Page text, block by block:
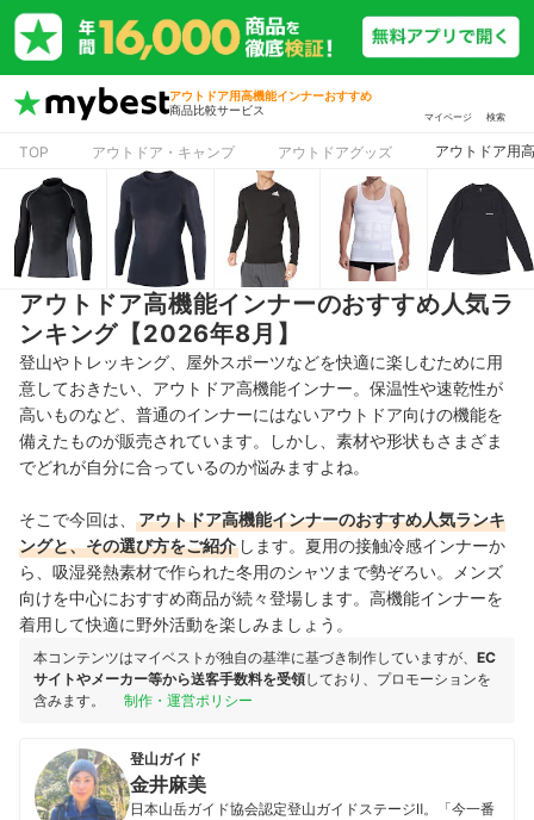
アウトドア用高機能インナーおすすめ
商品比較サービス
マイページ 検索
TOP アウトドア・キャンプ アウトドアグッズ アウトドア用
アウトドア高機能インナーのおすすめ人気ラ
ンキング【2026年8月】
登山やトレッキング、屋外スポーツなどを快適に楽しむために用
意しておきたい、アウトドア高機能インナー。保温性や速乾性が
高いものなど、普通のインナーにはないアウトドア向けの機能を
備えたものが販売されています。しかし、素材や形状もさまざま
でどれが自分に合っているのか悩みますよね。
そこで今回は、
アウトドア高機能インナーのおすすめ人気ランキ
ングと、その選び方をご紹介 します。夏用の接触冷感インナーか
ら、吸湿発熱素材で作られた冬用のシャツまで勢ぞろい。メンズ
向けを中心におすすめ商品が続々登場します。高機能インナーを
着用して快適に野外活動を楽しみましょう。
本コンテンツはマイベストが独自の基準に基づき制作していますが、 EC
サイトやメーカー等から送客手数料を受領しており、プロモーションを
含みます。
制作・運営ポリシー
登山ガイド
金井麻美
日本山岳ガイド協会認定登山ガイドステージⅡ。「今一番